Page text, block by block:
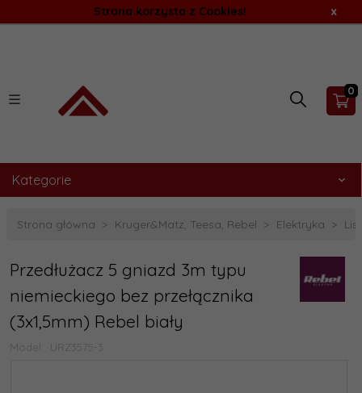
Strona korzysta z Cookies! x
0
Kategorie
Strona główna Kruger&Matz, Teesa, Rebel Elektryka
Przedłużacz 5 gniazd 3m typu
niemieckiego bez przełącznika
(3x1,5mm) Rebel biały
Model: URZ3575-3